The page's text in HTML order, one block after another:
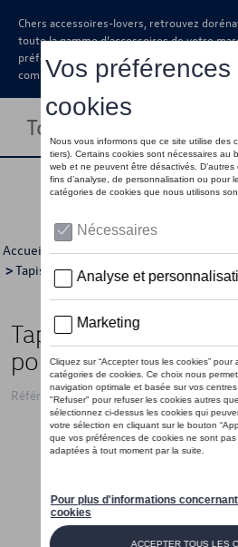
Chers accessoires-lovers, retrouvez
toute la gamme d’accessoires de votre
préférée sous forme de catalogue à
commander auprès de votre
Toggle navigation
Accueil >Catalogue Volkswagen >
>Tapis textile > Détail
Tapis de sol textiles,
pour avant et
Référence: 1K1061446 WGK